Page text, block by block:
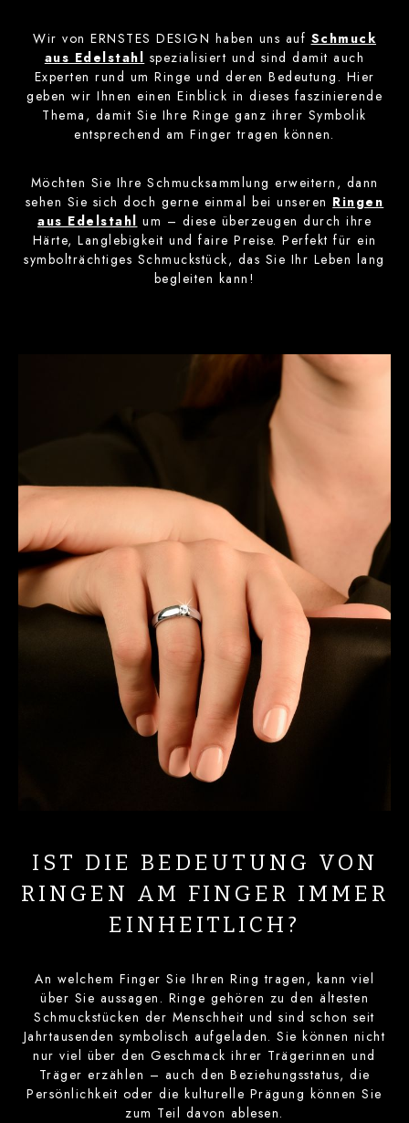
Wir von ERNSTES DESIGN haben uns auf Schmuck
aus Edelstahl spezialisiert und sind damit auch
Experten rund um Ringe und deren Bedeutung. Hier
geben wir Ihnen einen Einblick in dieses faszinierende
Thema, damit Sie Ihre Ringe ganz ihrer Symbolik
entsprechend am Finger tragen können.
Möchten Sie Ihre Schmucksammlung erweitern, dann
sehen Sie sich doch gerne einmal bei unseren Ringen
aus Edelstahl um – diese überzeugen durch ihre
Härte, Langlebigkeit und faire Preise. Perfekt für ein
symbolträchtiges Schmuckstück, das Sie Ihr Leben lang
begleiten kann!
IST DIE BEDEUTUNG VON
RINGEN AM FINGER IMMER
EINHEITLICH?
An welchem Finger Sie Ihren Ring tragen, kann viel
über Sie aussagen. Ringe gehören zu den ältesten
Schmuckstücken der Menschheit und sind schon seit
Jahrtausenden symbolisch aufgeladen. Sie können nicht
nur viel über den Geschmack ihrer Trägerinnen und
Träger erzählen – auch den Beziehungsstatus, die
Persönlichkeit oder die kulturelle Prägung können Sie
zum Teil davon ablesen.